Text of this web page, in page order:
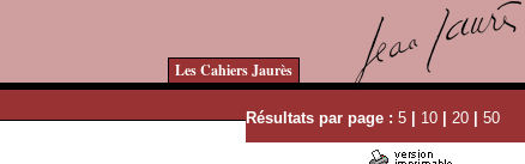
Les Cahiers Jaurès
Résultats par page : 5 | 10 | 20 | 50